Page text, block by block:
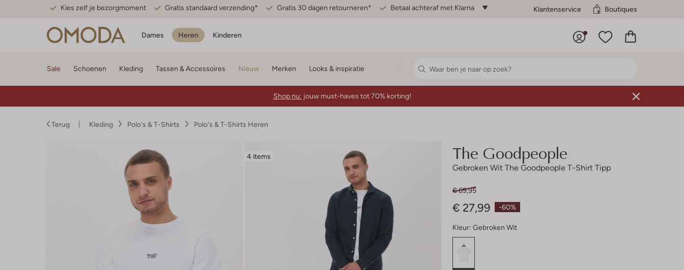
Kies zelf je bezorgmoment Gratis standaard verzending* Gratis 30 dagen retourneren* Betaal achteraf met Klarna Klantenservice Boutiques
Dames Heren Kinderen
Sale Schoenen Kleding Tassen & Accessoires Nieuw Merken Looks & inspiratie
Shop nu: jouw must-haves tot 70% korting!
Terug Kleding Polo's & T-Shirts Polo's & T-Shirts Heren
4 items The Goodpeople
Gebroken Wit The Goodpeople T-Shirt Tipp
-60%
€ 69,95
€ 27,99
Kleur: Gebroken Wit